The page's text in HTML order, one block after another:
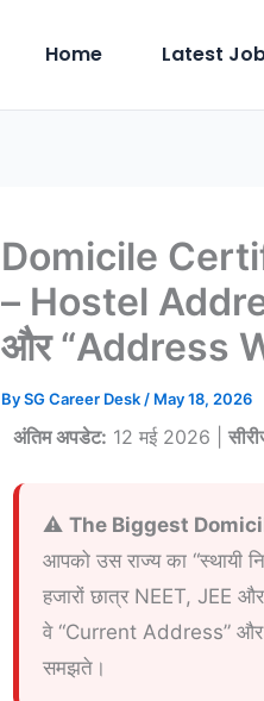
Home Latest
Domicile
– Hostel
और “Address
BySG Career Desk / May 18, 2026
अंतिम अपडेट: 12 मई 2026 |
⚠️ The Biggest
आपको उस राज्य का “स्थायी
हजारों छात्र NEET, JEE
वे “Current Address”
समझते।